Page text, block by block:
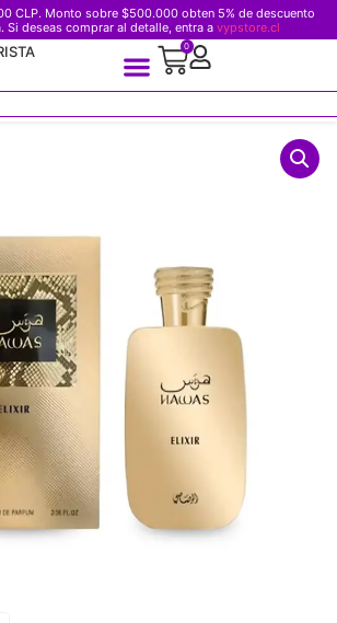
CLP. Monto sobre $500.000 obten 5% de descuento
Si deseas comprar al detalle, entra a vypstore.cl
0